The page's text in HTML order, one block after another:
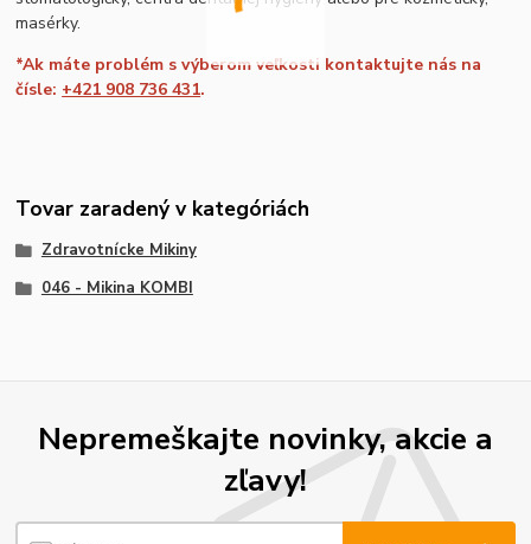
masérky.
*Ak máte problém s výberom veľkosti kontaktujte nás na
čísle: +421 908 736 431.
Tovar zaradený v kategóriách
Zdravotnícke Mikiny
046 - Mikina KOMBI
Nepremeškajte novinky, akcie a
zľavy!